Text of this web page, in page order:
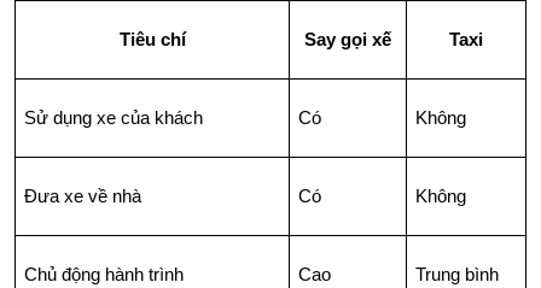
Tiêu chí Say gọi xế Taxi
Sử dụng xe của khách Có Không
Đưa xe về nhà Có Không
Chủ động hành trình Cao Trung bình